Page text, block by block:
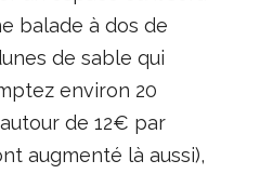
balade à dos de
de sable qui
environ 20
de 12€ par
augmenté là aussi),